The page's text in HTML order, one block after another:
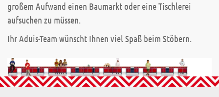
großem Aufwand einen Baumarkt oder eine Tischlerei
aufsuchen zu müssen.
Ihr Aduis-Team wünscht Ihnen viel Spaß beim Stöbern.